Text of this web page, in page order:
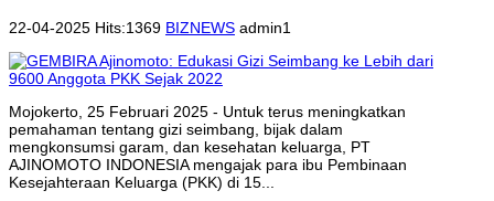
22-04-2025 Hits:1369 BIZNEWS admin1
Mojokerto, 25 Februari 2025 - Untuk terus meningkatkan
pemahaman tentang gizi seimbang, bijak dalam
mengkonsumsi garam, dan kesehatan keluarga, PT
AJINOMOTO INDONESIA mengajak para ibu Pembinaan
Kesejahteraan Keluarga (PKK) di 15...